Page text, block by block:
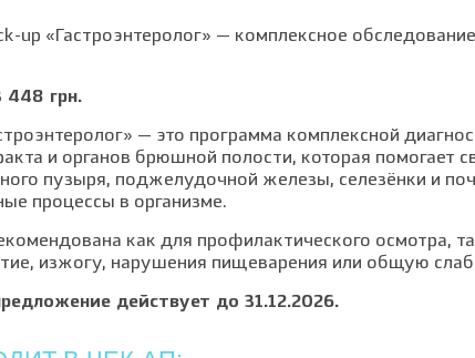
up «Гастроэнтеролог» — комплексное
448 грн.
— это программа комплексной
и органов брюшной полости, которая помогает
пузыря, поджелудочной железы, селезёнки и
процессы в организме.
как для профилактического осмотра,
изжогу, нарушения пищеварения или общую
действует до 31.12.2026.